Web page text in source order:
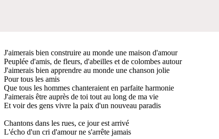
J'aimerais bien construire au monde une maison d'amour
Peuplée d'amis, de fleurs, d'abeilles et de colombes autour
J'aimerais bien apprendre au monde une chanson jolie
Pour tous les amis
Que tous les hommes chanteraient en parfaite harmonie
J'aimerais être auprès de toi tout au long de ma vie
Et voir des gens vivre la paix d'un nouveau paradis
Chantons dans les rues, ce jour est arrivé
L'écho d'un cri d'amour ne s'arrête jamais